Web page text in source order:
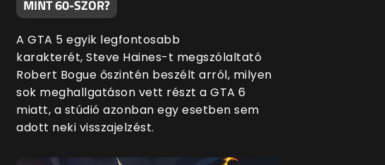
MINT 60-SZOR?
A GTA 5 egyik legfontosabb
karakterét, Steve Haines-t megszólaltató
Robert Bogue őszintén beszélt arról, milyen
sok meghallgatáson vett részt a GTA 6
miatt, a stúdió azonban egy esetben sem
adott neki visszajelzést.